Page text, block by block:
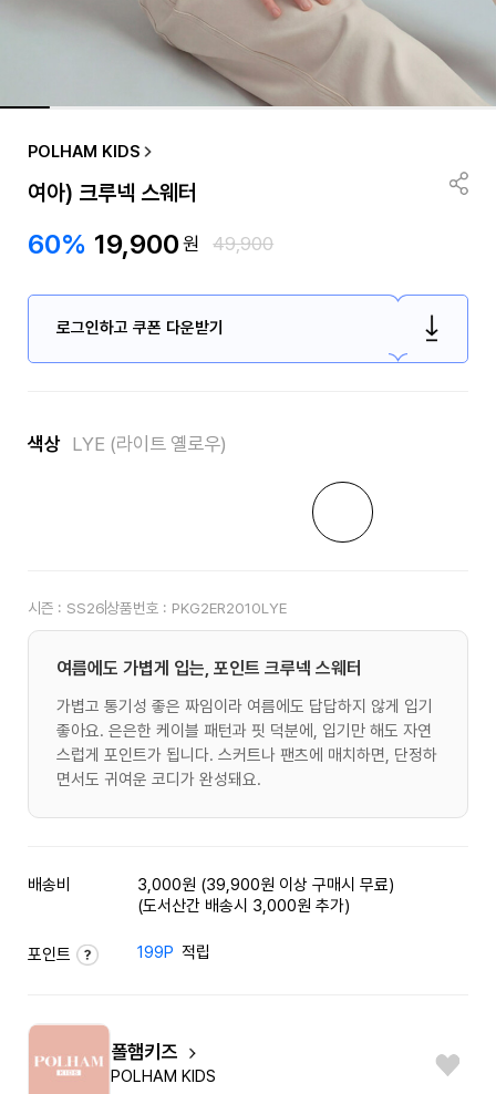
POLHAM KIDS
여아) 크루넥 스웨터
60% 19,900원 49,900
로그인하고 쿠폰 다운받기
색상 LYE (라이트 옐로우)
시즌 : SS26상품번호 : PKG2ER2010LYE
여름에도 가볍게 입는, 포인트 크루넥 스웨터
가볍고 통기성 좋은 짜임이라 여름에도 답답하지 않게 입기
좋아요. 은은한 케이블 패턴과 핏 덕분에, 입기만 해도 자연
스럽게 포인트가 됩니다. 스커트나 팬츠에 매치하면, 단정하
면서도 귀여운 코디가 완성돼요.
배송비
3,000원 (39,900원 이상 구매시 무료)
(도서산간 배송시 3,000원 추가)
포인트 199P 적립
폴햄키즈
POLHAM KIDS